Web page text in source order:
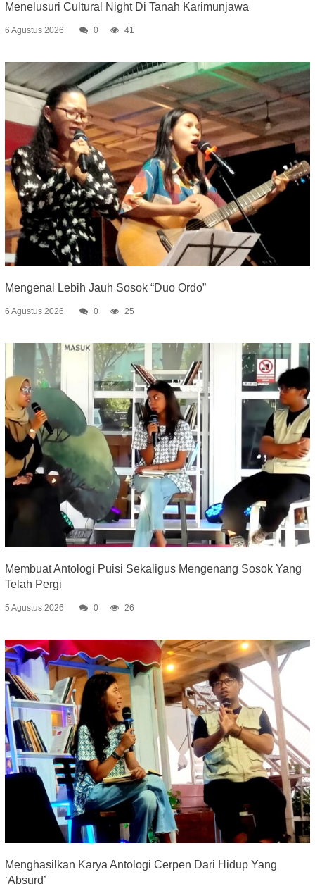
Menelusuri Cultural Night Di Tanah Karimunjawa
6 Agustus 2026 0 41
Mengenal Lebih Jauh Sosok “Duo Ordo”
6 Agustus 2026 0 25
Membuat Antologi Puisi Sekaligus Mengenang Sosok Yang
Telah Pergi
5 Agustus 2026 0 26
Menghasilkan Karya Antologi Cerpen Dari Hidup Yang
‘Absurd’